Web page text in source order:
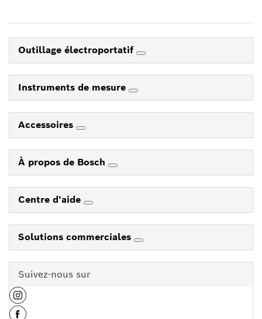
Outillage électroportatif
Instruments de mesure
Accessoires
À propos de Bosch
Centre d'aide
Solutions commerciales
Suivez-nous sur